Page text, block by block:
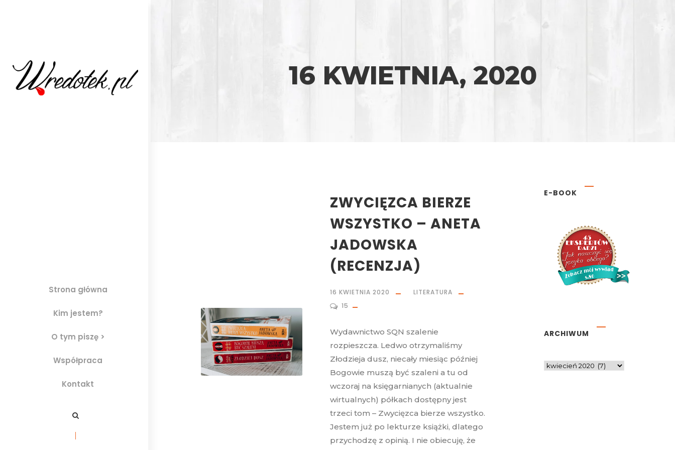
Strona główna
Kim jestem?
O tym piszę >
Współpraca
Kontakt
16 KWIETNIA, 2020
ZWYCIĘZCA BIERZE
WSZYSTKO – ANETA
JADOWSKA
(RECENZJA)
16 KWIETNIA 2020
LITERATURA
15
Wydawnictwo SQN szalenie
rozpieszcza. Ledwo otrzymaliśmy
Złodzieja dusz, niecały miesiąc później
Bogowie muszą być szaleni a tu od
wczoraj na księgarnianych (aktualnie
wirtualnych) półkach dostępny jest
trzeci tom – Zwycięzca bierze wszystko.
Jestem już po lekturze książki, dlatego
przychodzę z opinią. I nie obiecuję, że
E-BOOK
ARCHIWUM